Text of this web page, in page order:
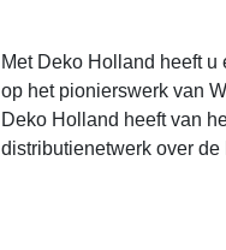
Met Deko Holland heeft
op het pionierswerk van
Deko Holland heeft van
distributienetwerk over de